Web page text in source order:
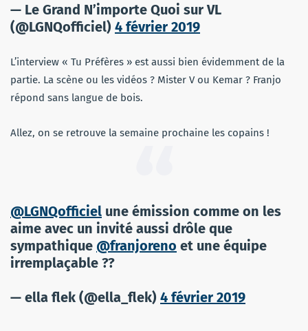
— Le Grand N’importe Quoi sur VL
(@LGNQofficiel) 4 février 2019
L’interview « Tu Préfères » est aussi bien évidemment de la
partie. La scène ou les vidéos ? Mister V ou Kemar ? Franjo
répond sans langue de bois.
Allez, on se retrouve la semaine prochaine les copains !
@LGNQofficiel une émission comme on les
aime avec un invité aussi drôle que
sympathique @franjoreno et une équipe
irremplaçable ??
— ella flek (@ella_flek) 4 février 2019